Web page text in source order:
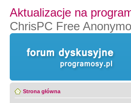
Aktualizacje na
ChrisPC Free
Strona główna